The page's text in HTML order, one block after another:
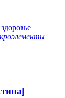
здоровье